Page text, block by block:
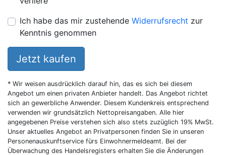
Ich habe das mir zustehende Widerrufsrecht zur
Kenntnis genommen
Jetzt kaufen
* Wir weisen ausdrücklich darauf hin, das es sich bei diesem
Angebot um einen privaten Anbieter handelt. Das Angebot richtet
sich an gewerbliche Anwender. Diesem Kundenkreis entsprechend
verwenden wir grundsätzlich Nettopreisangaben. Alle hier
angegebenen Preise verstehen sich also stets zuzüglich 19% MwSt.
Unser aktuelles Angebot an Privatpersonen finden Sie in unseren
Personenauskunftservice fürs Einwohnermeldeamt. Bei der
Überwachung des Handelsregisters erhalten Sie die Änderungen